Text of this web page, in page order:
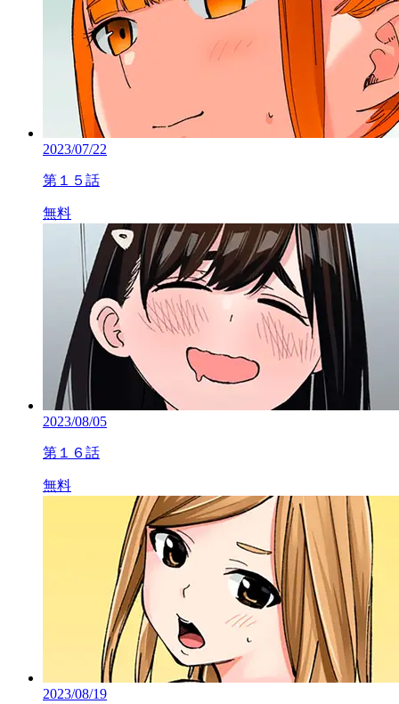
2023/07/22
第１５話
無料
2023/08/05
第１６話
無料
2023/08/19